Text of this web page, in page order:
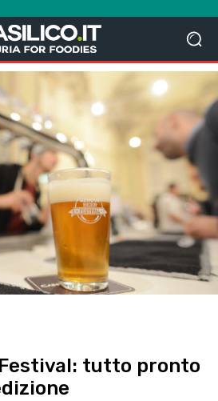
Festival: tutto pronto